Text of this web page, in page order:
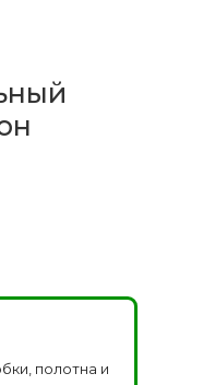
полотна и